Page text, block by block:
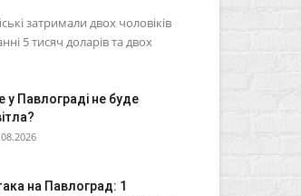
затримали двох чоловіків
5 тисяч доларів та двох
у Павлограді не буде
на Павлоград: 1